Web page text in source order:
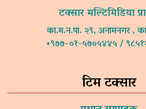
टक्सार मल्टिमिडिया
का.म.न.पा. २९, अनामनगर ,
+९७७-०१-५७०५४४५ /
टिम टक्सार